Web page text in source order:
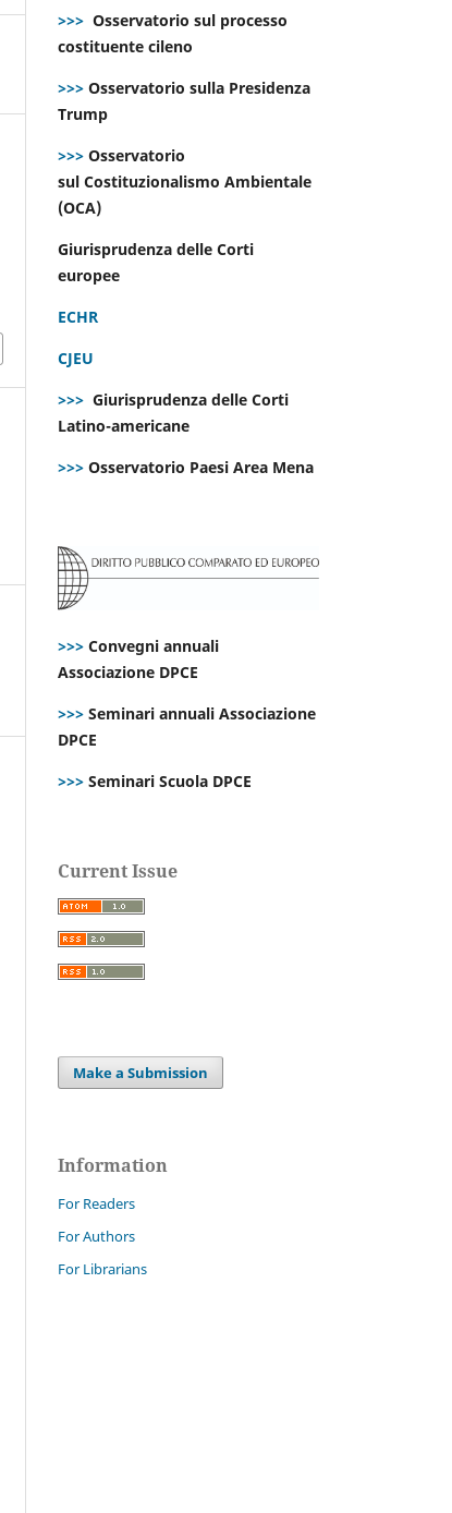
>>> Osservatorio sul processo
costituente cileno
>>> Osservatorio sulla Presidenza
Trump
>>> Osservatorio
sul Costituzionalismo Ambientale
(OCA)
Giurisprudenza delle Corti
europee
ECHR
CJEU
>>> Giurisprudenza delle Corti
Latino-americane
>>> Osservatorio Paesi Area Mena
>>> Convegni annuali
Associazione DPCE
>>> Seminari annuali Associazione
DPCE
>>> Seminari Scuola DPCE
Current Issue
Make a Submission
Information
For Readers
For Authors
For Librarians